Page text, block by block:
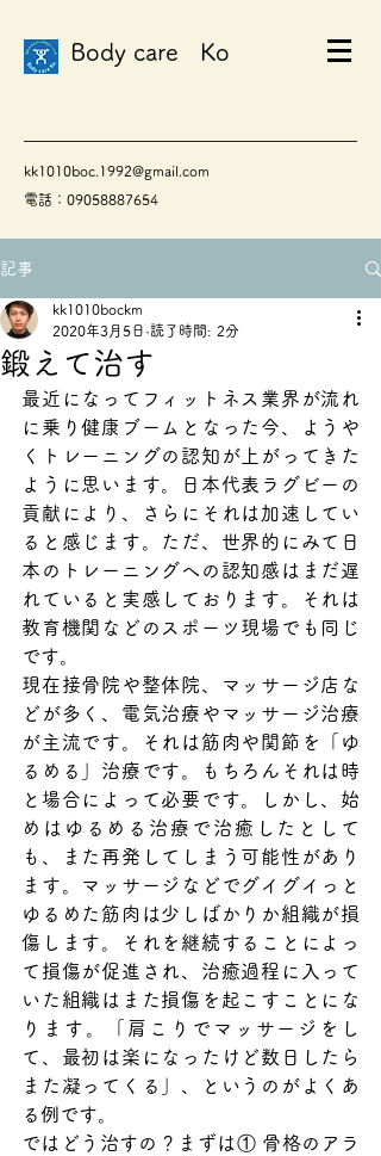
Body care Ko
kk1010boc.1992@gmail.com
電話：09058887654
記事
鍛えて治す
kk1010bockm
2020年3月5日 読了時間: 2分
最近になってフィットネス業界が流れ
に乗り健康ブームとなった今、ようや
くトレーニングの認知が上がってきた
ように思います。日本代表ラグビーの
貢献により、さらにそれは加速してい
ると感じます。ただ、世界的にみて日
本のトレーニングへの認知感はまだ遅
れていると実感しております。それは
教育機関などのスポーツ現場でも同じ
です。
現在接骨院や整体院、マッサージ店な
どが多く、電気治療やマッサージ治療
が主流です。それは筋肉や関節を「ゆ
るめる」治療です。もちろんそれは時
と場合によって必要です。しかし、始
めはゆるめる治療で治癒したとして
も、また再発してしまう可能性があり
ます。マッサージなどでグイグイっと
ゆるめた筋肉は少しばかりか組織が損
傷します。それを継続することによっ
て損傷が促進され、治癒過程に入って
いた組織はまた損傷を起こすことにな
ります。「肩こりでマッサージをし
て、最初は楽になったけど数日したら
また凝ってくる」、というのがよくあ
る例です。
ではどう治すの？まずは① 骨格のアラ